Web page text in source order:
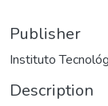
Publisher
Instituto
Description